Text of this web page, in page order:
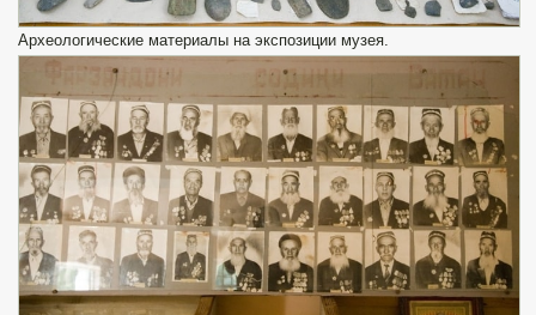
Археологические материалы на экспозиции музея.